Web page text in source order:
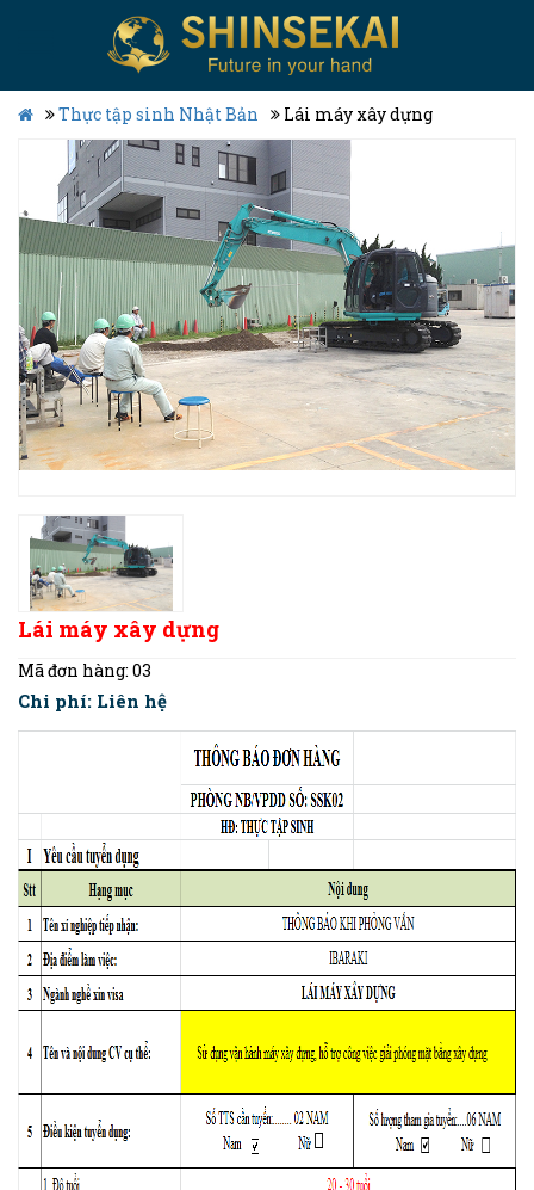
Thực tập sinh Nhật Bản Lái máy xây dựng
Lái máy xây dựng
Mã đơn hàng: 03
Chi phí: Liên hệ